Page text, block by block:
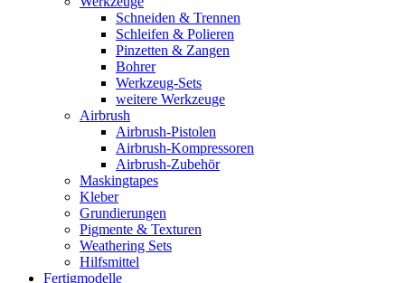
Schneiden & Trennen
Schleifen & Polieren
Pinzetten & Zangen
Bohrer
Werkzeug-Sets
weitere Werkzeuge
Airbrush
Airbrush-Pistolen
Airbrush-Kompressoren
Airbrush-Zubehör
Maskingtapes
Kleber
Grundierungen
Pigmente & Texturen
Weathering Sets
Hilfsmittel
Fertigmodelle